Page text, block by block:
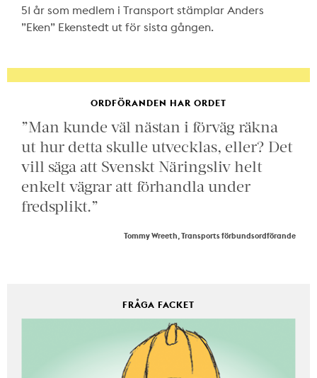
51 år som medlem i Transport stämplar Anders
”Eken” Ekenstedt ut för sista gången.
ORDFÖRANDEN HAR ORDET
”Man kunde väl nästan i förväg räkna
ut hur detta skulle utvecklas, eller? Det
vill säga att Svenskt Näringsliv helt
enkelt vägrar att förhandla under
fredsplikt.”
Tommy Wreeth, Transports förbundsordförande
FRÅGA FACKET